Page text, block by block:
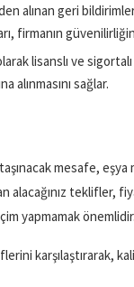
alınan geri
firmanın
lisanslı ve
alınmasını sağlar.
mesafe, eşya
teklifler,
yapmamak önemlidir.
karşılaştırarak,